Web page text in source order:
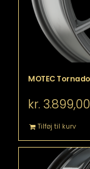
MOTEC
kr. 3.899,00
Tilføj til kurv